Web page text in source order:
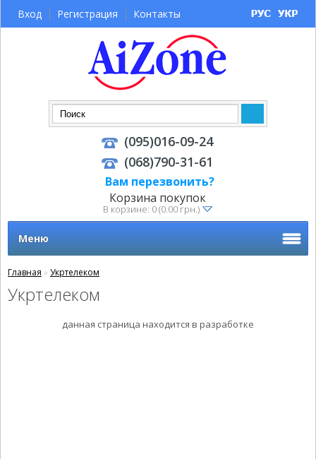
Корзина покупок
В корзине: 0 (0.00 грн.)
(095)016-09-24
(068)790-31-61
Вам перезвонить?
Вход Регистрация Контакты
Меню
Главная » Укртелеком
Укртелеком
данная страница находится в разработке